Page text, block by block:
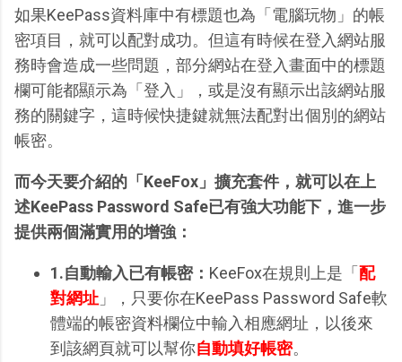
如果KeePass資料庫中有標題也為「電腦玩物」的帳
密項目，就可以配對成功。但這有時候在登入網站服
務時會造成一些問題，部分網站在登入畫面中的標題
欄可能都顯示為「登入」，或是沒有顯示出該網站服
務的關鍵字，這時候快捷鍵就無法配對出個別的網站
帳密。
而今天要介紹的「KeeFox」擴充套件，就可以在上
述KeePass Password Safe已有強大功能下，進一步
提供兩個滿實用的增強：
1.自動輸入已有帳密： KeeFox在規則上是「配
對網址 」，只要你在KeePass Password Safe軟
體端的帳密資料欄位中輸入相應網址，以後來
到該網頁就可以幫你自動填好帳密。